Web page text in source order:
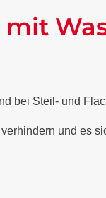
bei Steil- und
und es